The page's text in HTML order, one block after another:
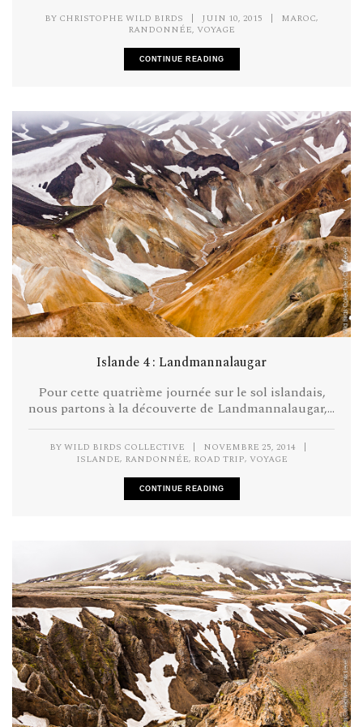
BY CHRISTOPHE WILD BIRDS | JUIN 10, 2015 | MAROC,
RANDONNÉE, VOYAGE
CONTINUE READING
Islande 4 : Landmannalaugar
Pour cette quatrième journée sur le sol islandais,
nous partons à la découverte de Landmannalaugar,...
BYWILD BIRDS COLLECTIVE | NOVEMBRE 25, 2014
|
ISLANDE, RANDONNÉE, ROAD TRIP, VOYAGE
CONTINUE READING